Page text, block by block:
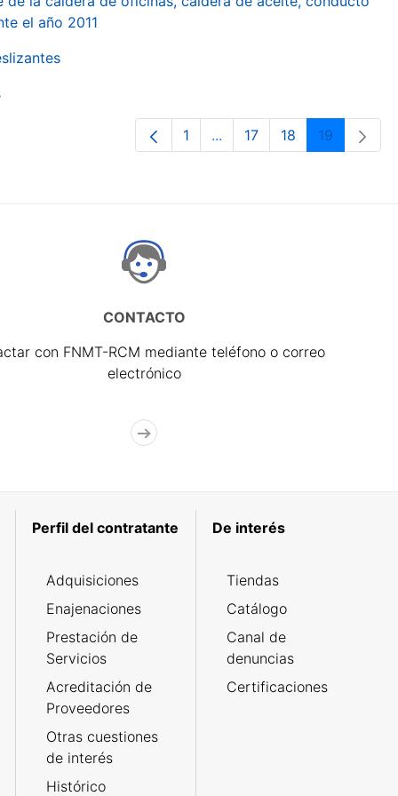
el año 2011
Página
1 ...Páginas intermedias Use
Página
17 Página
18 Página
19
CONTACTO
con FNMT-RCM mediante teléfono o correo
electrónico
Perfil del contratante
Adquisiciones
Enajenaciones
Prestación de
Servicios
Acreditación de
Proveedores
Otras cuestiones
de interés
Histórico
De interés
Tiendas
Catálogo
Canal de
denuncias
Certificaciones